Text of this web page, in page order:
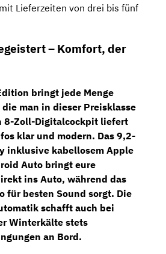
Lieferzeiten von drei bis fünf
– Komfort, der
bringt jede Menge
man in dieser Preisklasse
8-Zoll-Digitalcockpit liefert
klar und modern. Das 9,2-
inklusive kabellosem Apple
Auto bringt eure
ins Auto, während das
für besten Sound sorgt. Die
schafft auch bei
Winterkälte stets
an Bord.